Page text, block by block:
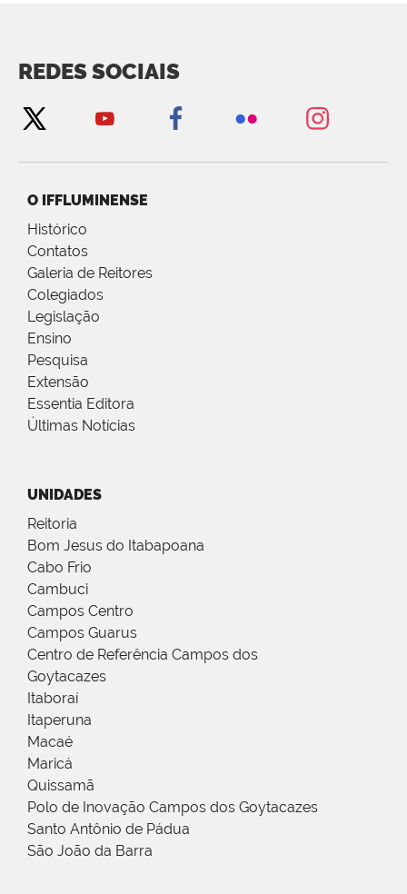
REDES SOCIAIS
O IFFLUMINENSE
Histórico
Contatos
Galeria de Reitores
Colegiados
Legislação
Ensino
Pesquisa
Extensão
Essentia Editora
Últimas Notícias
UNIDADES
Reitoria
Bom Jesus do Itabapoana
Cabo Frio
Cambuci
Campos Centro
Campos Guarus
Centro de Referência Campos dos
Goytacazes
Itaboraí
Itaperuna
Macaé
Maricá
Quissamã
Polo de Inovação Campos dos Goytacazes
Santo Antônio de Pádua
São João da Barra